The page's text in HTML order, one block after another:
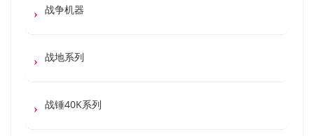
战争机器
战地系列
战锤40K系列